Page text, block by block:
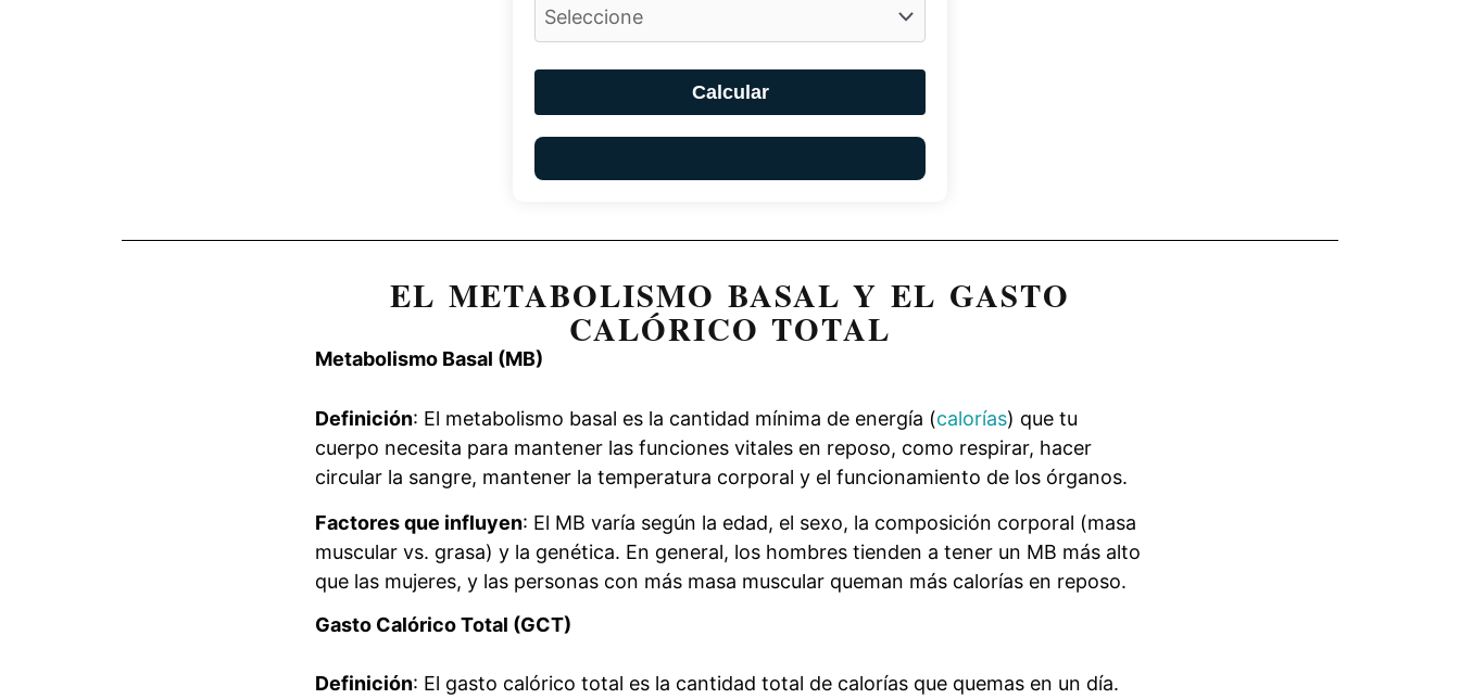
Calcular
EL METABOLISMO BASAL Y EL GASTO
CALÓRICO TOTAL
Metabolismo Basal (MB)
Definición: El metabolismo basal es la cantidad mínima de energía (calorías) que tu
cuerpo necesita para mantener las funciones vitales en reposo, como respirar, hacer
circular la sangre, mantener la temperatura corporal y el funcionamiento de los órganos.
Factores que influyen: El MB varía según la edad, el sexo, la composición corporal (masa
muscular vs. grasa) y la genética. En general, los hombres tienden a tener un MB más alto
que las mujeres, y las personas con más masa muscular queman más calorías en reposo.
Gasto Calórico Total (GCT)
Definición: El gasto calórico total es la cantidad total de calorías que quemas en un día.